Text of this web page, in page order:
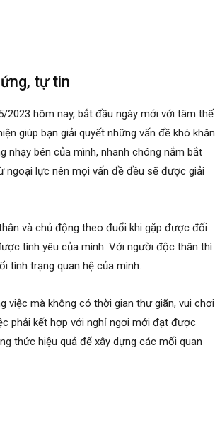
tự tin
hôm nay, bắt đầu ngày mới với tâm thế
giúp bạn giải quyết những vấn đề khó khăn
nhạy bén của mình, nhanh chóng nắm bắt
lực nên mọi vấn đề đều sẽ được giải
và chủ động theo đuổi khi gặp được đối
tình yêu của mình. Với người độc thân thì
tình trạng quan hệ của mình.
việc mà không có thời gian thư giãn, vui chơi
phải kết hợp với nghỉ ngơi mới đạt được
thức hiệu quả để xây dựng các mối quan